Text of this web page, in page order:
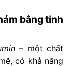
bằng tinh
– một chất
có khả năng